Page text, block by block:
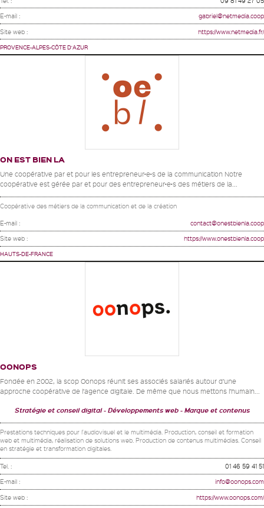
E-mail : gabriel@netmedia.coop
Site web : https://www.netmedia.fr/
PROVENCE-ALPES-CÔTE D'AZUR
ON EST BIEN LA
Une coopérative par et pour les entrepreneur•e•s de la communication Notre
coopérative est gérée par et pour des entrepreneur•e•s des métiers de la...
Coopérative des métiers de la communication et de la création
E-mail : contact@onestbienla.coop
Site web : https://www.onestbienla.coop
HAUTS-DE-FRANCE
OONOPS
Fondée en 2002, la scop Oonops réunit ses associés salariés autour d’une
approche coopérative de l’agence digitale. De même que nous mettons l’humain...
Stratégie et conseil digital Développements web Marque et contenus
Prestations techniques pour l'audiovisuel et le multimédia. Production, conseil et formation
web et multimédia, réalisation de solutions web. Production de contenus multimédias. Conseil
en stratégie et transformation digitales.
Tel. : 01 46 59 41 51
E-mail : info@oonops.com
Site web : https://www.oonops.com/